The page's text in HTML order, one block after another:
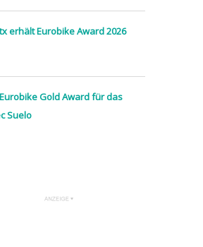
erhält Eurobike Award 2026
Gold Award für das
Suelo